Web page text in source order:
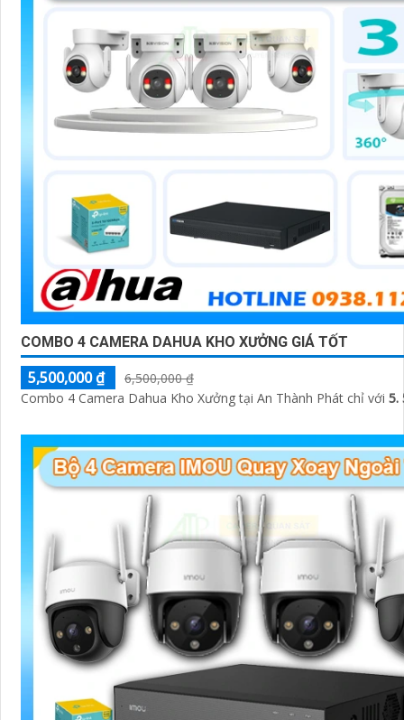
COMBO 4 CAMERA DAHUA KHO XƯỞNG GIÁ TỐT
5,500,000 ₫
6,500,000 ₫
Combo 4 Camera Dahua Kho Xưởng tại An Thành Phát chỉ với 5.